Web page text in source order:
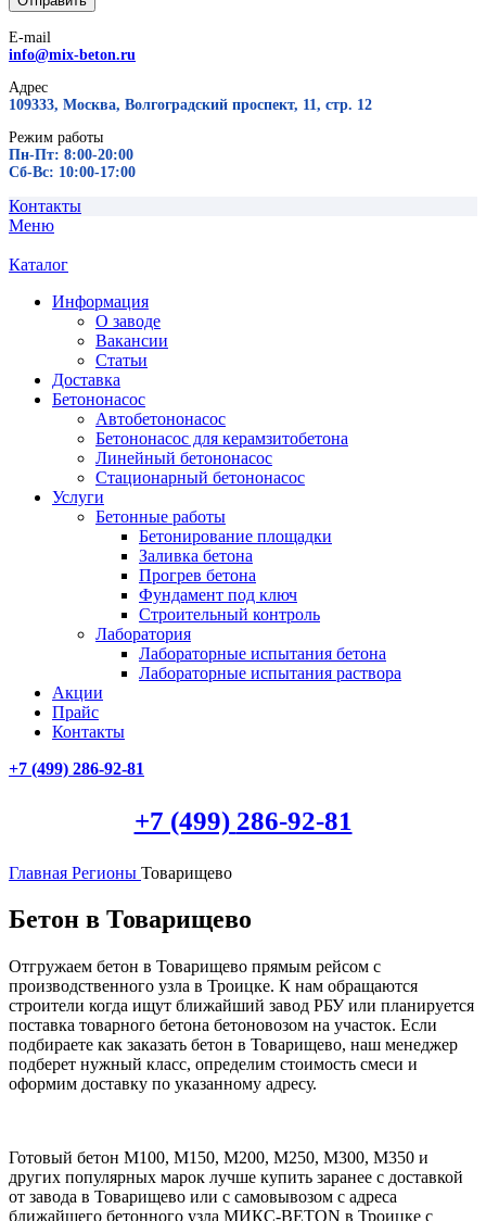
E-mail
info@mix-beton.ru
Адрес
109333, Москва, Волгоградский проспект, 11, стр. 12
Режим работы
Пн-Пт: 8:00-20:00
Сб-Вс: 10:00-17:00
Контакты
Меню
Каталог
Информация
О заводе
Вакансии
Статьи
Доставка
Бетононасос
Автобетононасос
Бетононасос для керамзитобетона
Линейный бетононасос
Стационарный бетононасос
Услуги
Бетонные работы
Бетонирование площадки
Заливка бетона
Прогрев бетона
Фундамент под ключ
Строительный контроль
Лаборатория
Лабораторные испытания бетона
Лабораторные испытания раствора
Акции
Прайс
Контакты
+7 (499) 286-92-81
+7 (499) 286-92-81
Главная Регионы Товарищево
Бетон в Товарищево
Отгружаем бетон в Товарищево прямым рейсом с
производственного узла в Троицке. К нам обращаются
строители когда ищут ближайший завод РБУ или планируется
поставка товарного бетона бетоновозом на участок. Если
подбираете как заказать бетон в Товарищево, наш менеджер
подберет нужный класс, определим стоимость смеси и
оформим доставку по указанному адресу.
Готовый бетон М100, М150, М200, М250, М300, М350 и
других популярных марок лучше купить заранее с доставкой
от завода в Товарищево или с самовывозом с адреса
ближайшего бетонного узла МИКС-BETON в Троицке с